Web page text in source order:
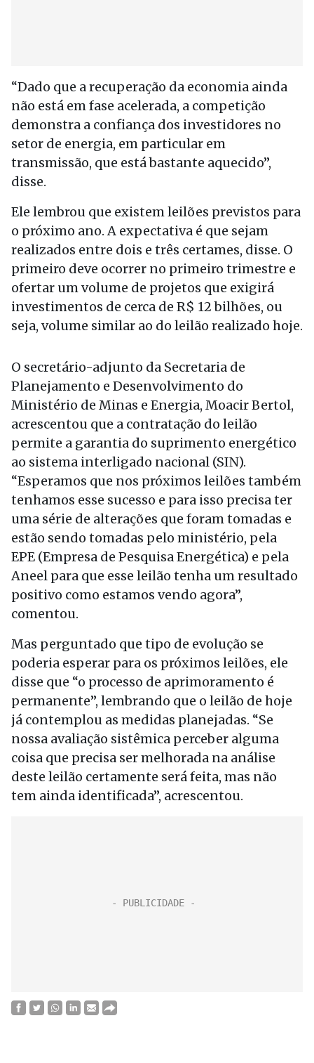
“Dado que a recuperação da economia ainda
não está em fase acelerada, a competição
demonstra a confiança dos investidores no
setor de energia, em particular em
transmissão, que está bastante aquecido”,
disse.
Ele lembrou que existem leilões previstos para
o próximo ano. A expectativa é que sejam
realizados entre dois e três certames, disse. O
primeiro deve ocorrer no primeiro trimestre e
ofertar um volume de projetos que exigirá
investimentos de cerca de R$ 12 bilhões, ou
seja, volume similar ao do leilão realizado hoje.
O secretário-adjunto da Secretaria de
Planejamento e Desenvolvimento do
Ministério de Minas e Energia, Moacir Bertol,
acrescentou que a contratação do leilão
permite a garantia do suprimento energético
ao sistema interligado nacional (SIN).
“Esperamos que nos próximos leilões também
tenhamos esse sucesso e para isso precisa ter
uma série de alterações que foram tomadas e
estão sendo tomadas pelo ministério, pela
EPE (Empresa de Pesquisa Energética) e pela
Aneel para que esse leilão tenha um resultado
positivo como estamos vendo agora”,
comentou.
Mas perguntado que tipo de evolução se
poderia esperar para os próximos leilões, ele
disse que “o processo de aprimoramento é
permanente”, lembrando que o leilão de hoje
já contemplou as medidas planejadas. “Se
nossa avaliação sistêmica perceber alguma
coisa que precisa ser melhorada na análise
deste leilão certamente será feita, mas não
tem ainda identificada”, acrescentou.